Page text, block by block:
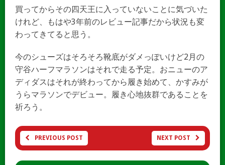
買ってからその四天王に入っていないことに気づいた
けれど、もはや3年前のレビュー記事だから状況も変
わってきてると思う。
今のシューズはそろそろ靴底がダメっぽいけど2月の
守谷ハーフマラソンはそれで走る予定。おニューのア
ディダスはそれが終わってから履き始めて、かすみが
うらマラソンでデビュー。履き心地抜群であることを
祈ろう。
PREVIOUS POST NEXT POST